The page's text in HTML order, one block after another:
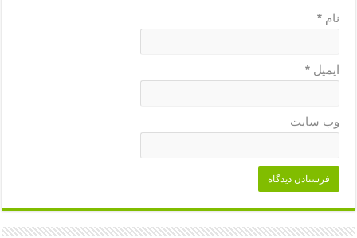
نام*
ایمیل*
وب‌ سایت